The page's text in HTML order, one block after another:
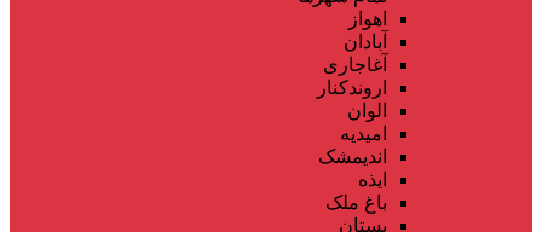
اهواز
آبادان
آغاجاری
اروندکنار
الوان
امیدیه
اندیمشک
ایذه
باغ ملک
بستان